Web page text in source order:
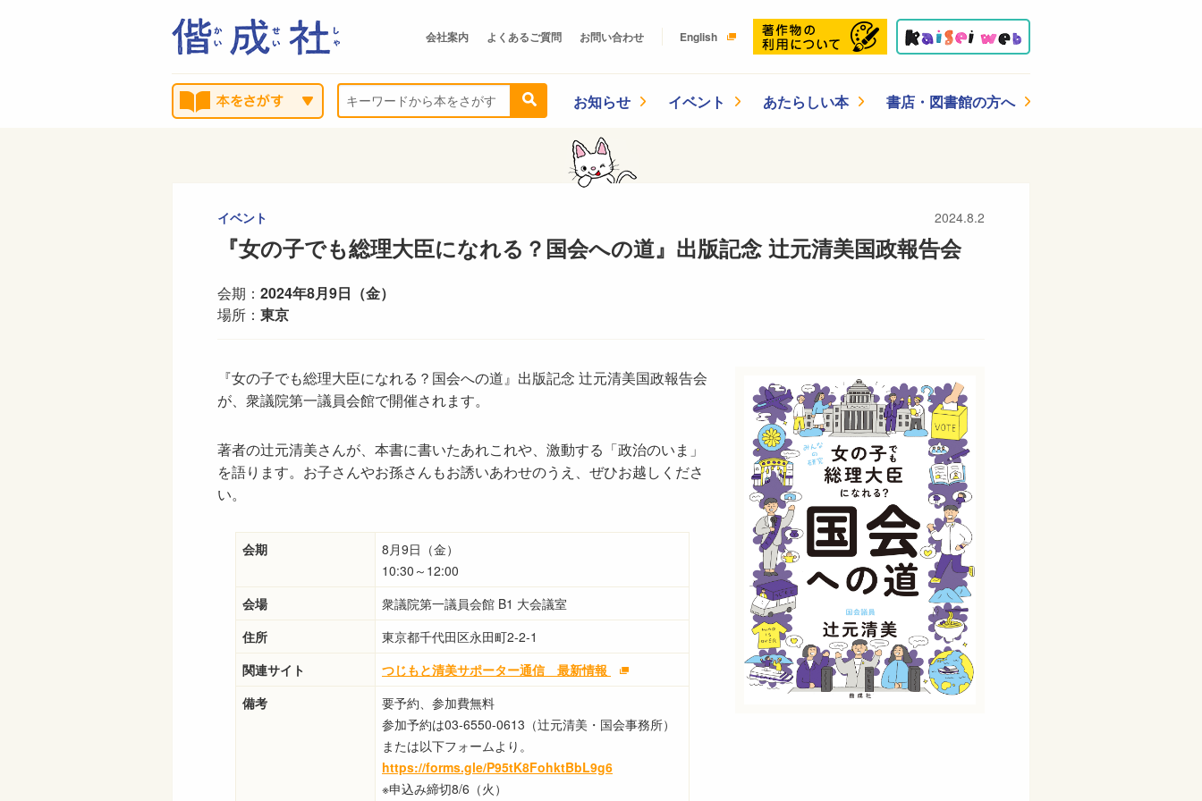
会社案内 よくあるご質問 お問い合わせ English
お知らせ イベント あたらしい本 書店・図書館の方へ
イベント 2024.8.2
『女の子でも総理大臣になれる？国会への道』出版記念 辻元清美国政報告会
会期： 2024年8月9日（金）
場所： 東京
『女の子でも総理大臣になれる？国会への道』出版記念 辻元清美国政報告会
が、衆議院第一議員会館で開催されます。
著者の辻元清美さんが、本書に書いたあれこれや、激動する「政治のいま」
を語ります。お子さんやお孫さんもお誘いあわせのうえ、ぜひお越しくださ
い。
会期
8月9日（金）
10:30～12:00
会場
衆議院第一議員会館 B1 大会議室
住所
東京都千代田区永田町2-2-1
関連サイト
つじもと清美サポーター通信 最新情報
備考
要予約、参加費無料
参加予約は03-6550-0613（辻元清美・国会事務所）
または以下フォームより。
https://forms.gle/P95tK8FohktBbL9g6
※申込み締切8/6（火）